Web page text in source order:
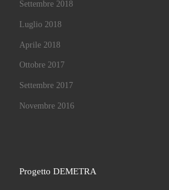
Settembre 2018
Luglio 2018
Aprile 2018
Ottobre 2017
Settembre 2017
Novembre 2016
Progetto DEMETRA